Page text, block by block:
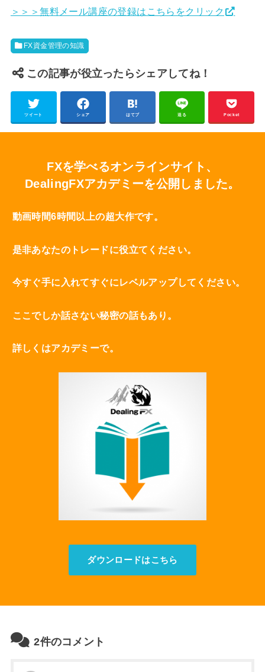
＞＞＞無料メール講座の登録はこちらをクリック
FX資金管理の知識
この記事が役立ったらシェアしてね！
ツイート シェア はてブ 送る Pocket
FXを学べるオンラインサイト、
DealingFXアカデミーを公開しました。
動画時間6時間以上の超大作です。
是非あなたのトレードに役立てください。
今すぐ手に入れてすぐにレベルアップしてください。
ここでしか話さない秘密の話もあり。
詳しくはアカデミーで。
ダウンロードはこちら
2件のコメント